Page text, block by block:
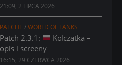
21:09, 2 LIPCA 2026
PATCHE /WORLD OF TANKS
Patch 2.3.1:
Kolczatka –
opis i screeny
16:15, 29 CZERWCA 2026